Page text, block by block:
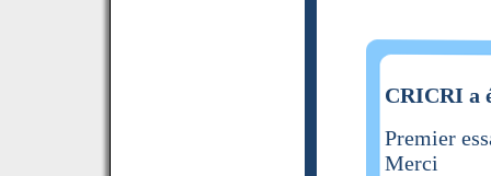
CRICRI a
Premier
Merci